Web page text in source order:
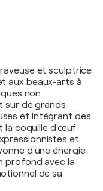
et sculptrice
aux beaux-arts à
non
sur de grands
et intégrant des
la coquille d'œuf
et
d'une énergie
profond avec la
de sa